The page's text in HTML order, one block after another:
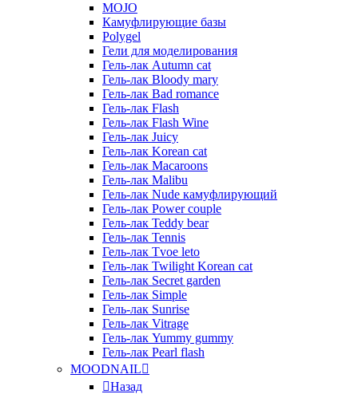
MOJO
Камуфлирующие базы
Polygel
Гели для моделирования
Гель-лак Autumn cat
Гель-лак Bloody mary
Гель-лак Bad romance
Гель-лак Flash
Гель-лак Flash Wine
Гель-лак Juicy
Гель-лак Korean cat
Гель-лак Macaroons
Гель-лак Malibu
Гель-лак Nude камуфлирующий
Гель-лак Power couple
Гель-лак Teddy bear
Гель-лак Tennis
Гель-лак Tvoe leto
Гель-лак Twilight Korean cat
Гель-лак Secret garden
Гель-лак Simple
Гель-лак Sunrise
Гель-лак Vitrage
Гель-лак Yummy gummy
Гель-лак Pearl flash
MOODNAIL
Назад